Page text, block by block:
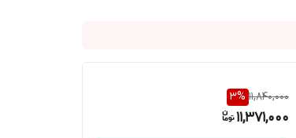
11,840,000
3%
11,371,000